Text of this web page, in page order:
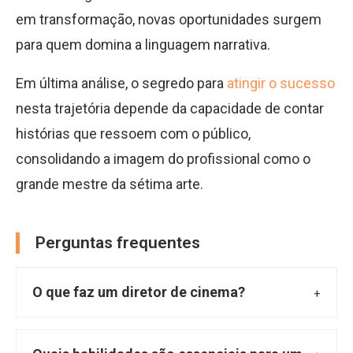
em transformação, novas oportunidades surgem
para quem domina a linguagem narrativa.
Em última análise, o segredo para atingir o sucesso
nesta trajetória depende da capacidade de contar
histórias que ressoem com o público,
consolidando a imagem do profissional como o
grande mestre da sétima arte.
Perguntas frequentes
O que faz um diretor de cinema?